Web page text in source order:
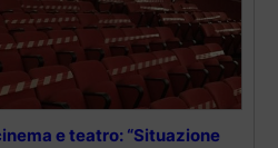
e teatro: “Situazione